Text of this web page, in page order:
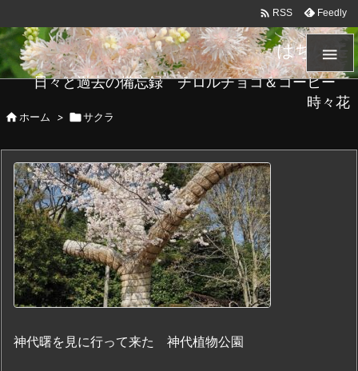
はちメモ
日々と過去の備忘録 チロルチョコ＆コーヒー
時々花

 RSS Feedly
 ホーム > サクラ
神代曙を見に行って来た 神代植物公園